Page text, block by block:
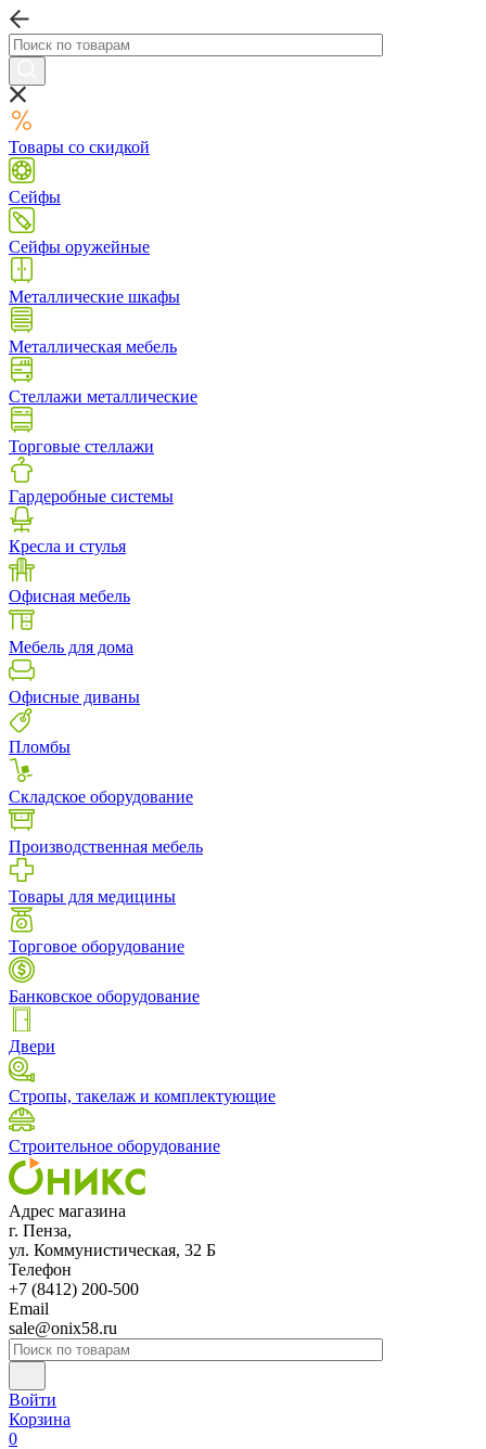
Товары со скидкой
Сейфы
Сейфы оружейные
Металлические шкафы
Металлическая мебель
Стеллажи металлические
Торговые стеллажи
Гардеробные системы
Кресла и стулья
Офисная мебель
Мебель для дома
Офисные диваны
Пломбы
Складское оборудование
Производственная мебель
Товары для медицины
Торговое оборудование
Банковское оборудование
Двери
Стропы, такелаж и комплектующие
Строительное оборудование
Адрес магазина
г. Пенза,
ул. Коммунистическая, 32 Б
Телефон
+7 (8412) 200-500
Email
sale@onix58.ru
Войти
Корзина
0